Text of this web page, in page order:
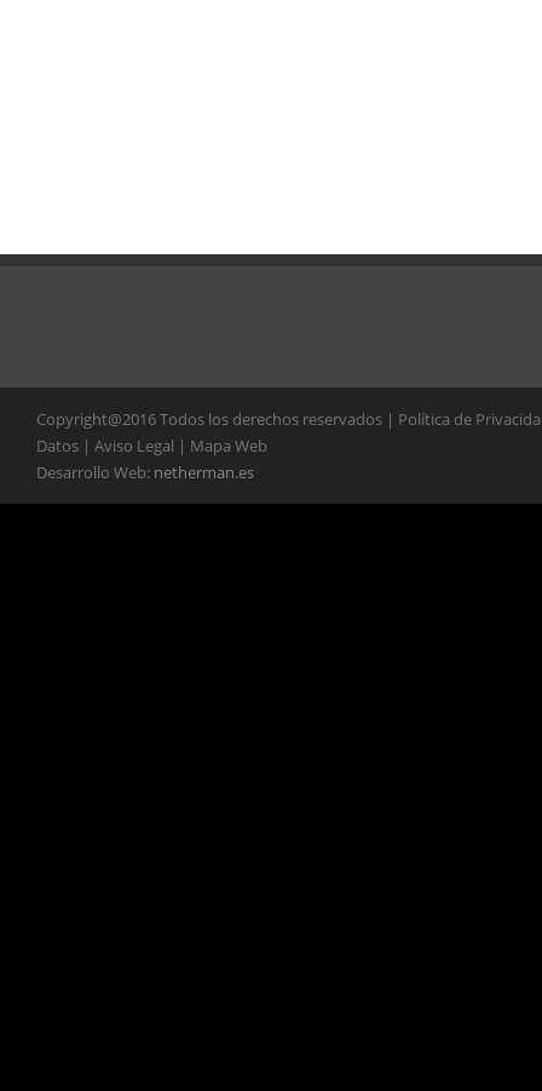
Copyright@2016 Todos los derechos reservados | Política de
Datos | Aviso Legal | Mapa Web
Desarrollo Web: netherman.es